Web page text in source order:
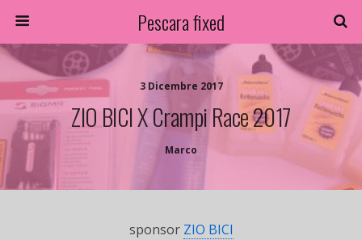
Pescara fixed
3 Dicembre 2017
ZIO BICI X Crampi Race 2017
Marco
sponsor ZIO BICI